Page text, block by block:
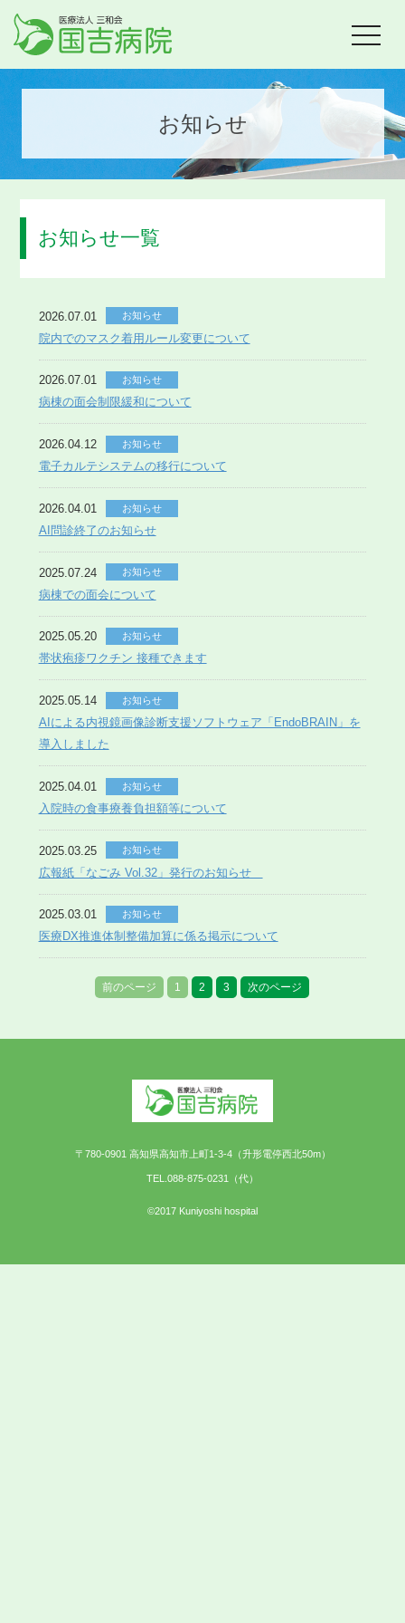
toggle
お知らせ
お知らせ一覧
2026.07.01 お知らせ
院内でのマスク着用ルール変更について
2026.07.01 お知らせ
病棟の面会制限緩和について
2026.04.12 お知らせ
電子カルテシステムの移行について
2026.04.01 お知らせ
AI問診終了のお知らせ
2025.07.24 お知らせ
病棟での面会について
2025.05.20 お知らせ
帯状疱疹ワクチン 接種できます
2025.05.14 お知らせ
AIによる内視鏡画像診断支援ソフトウェア「EndoBRAIN」を
導入しました
2025.04.01 お知らせ
入院時の食事療養負担額等について
2025.03.25 お知らせ
広報紙「なごみ Vol.32」発行のお知らせ
2025.03.01 お知らせ
医療DX推進体制整備加算に係る掲示について
前のページ 1 2 3 次のページ
〒780-0901 高知県高知市上町1-3-4（升形電停西北50m）
TEL.088-875-0231（代）
©2017 Kuniyoshi hospital